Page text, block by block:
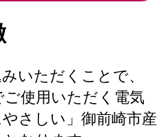
いただくことで、
使用いただく電気
さしい」御前崎市産